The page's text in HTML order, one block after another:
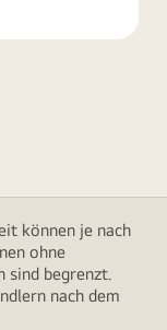
können je nach
ohne
sind begrenzt.
nach dem